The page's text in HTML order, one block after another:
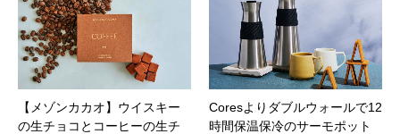
【メゾンカカオ】ウイスキー
の生チョコとコーヒーの生チ
Coresよりダブルウォールで12
時間保温保冷のサーモポット